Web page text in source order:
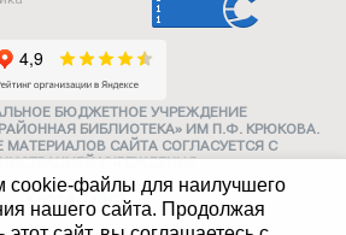
cookie-файлы для наилучшего
нашего сайта. Продолжая
БЮДЖЕТНОЕ УЧРЕЖДЕНИЕ
БИБЛИОТЕКА» ИМ П.Ф. КРЮКОВА.
САЙТА СОГЛАСУЕТСЯ С
УЧРЕЖДЕНИЯ
Карта сайта